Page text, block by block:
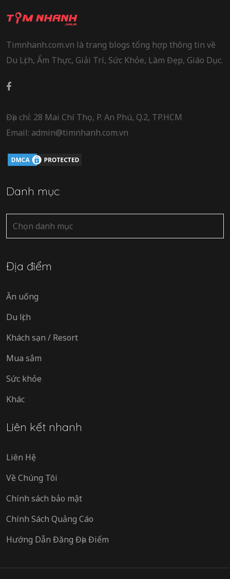
Timnhanh.com.vn là trang blogs tổng hợp thông tin về
Du Lịch, Ẩm Thực, Giải Trí, Sức Khỏe, Làm Đẹp, Giáo Dục.
Địa chỉ: 28 Mai Chí Thọ, P. An Phú, Q.2, TP.HCM
Email: admin@timnhanh.com.vn
Danh mục
Danh
mục
Địa điểm
Ăn uống
Du lịch
Khách sạn / Resort
Mua sắm
Sức khỏe
Khác
Liên kết nhanh
Liên Hệ
Về Chúng Tôi
Chính sách bảo mật
Chính Sách Quảng Cáo
Hướng Dẫn Đăng Địa Điểm